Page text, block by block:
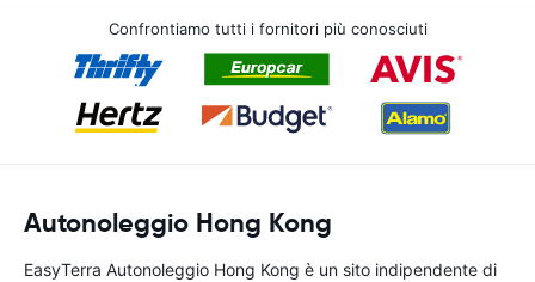
Confrontiamo tutti i fornitori più conosciuti
Autonoleggio Hong Kong
EasyTerra Autonoleggio Hong Kong è un sito indipendente di